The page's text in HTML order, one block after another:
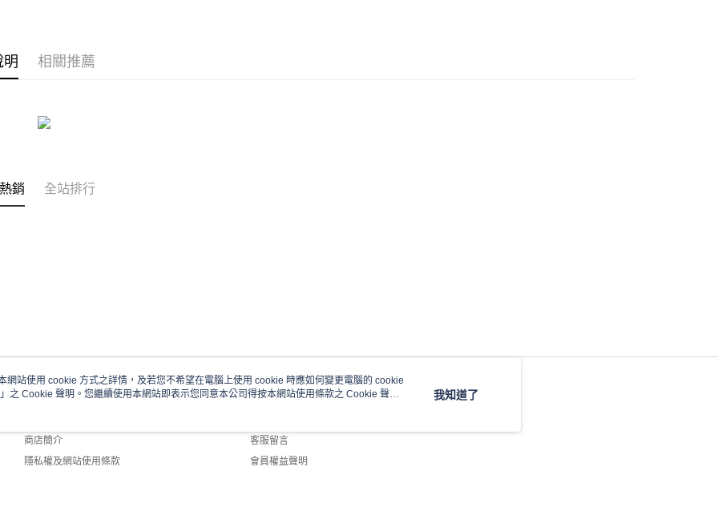
明 相關推薦
銷 全站排行
關於我們
商店簡介
隱私權及網站使用條款
客服資訊
客服留言
會員權益聲明
網站使用 cookie 方式之詳情，及若您不希望在電腦上使用 cookie 時應如何變更電腦的 cookie
」之 Cookie 聲明。您繼續使用本網站即表示您同意本公司得按本網站使用條款之 Cookie 聲明
我知道了